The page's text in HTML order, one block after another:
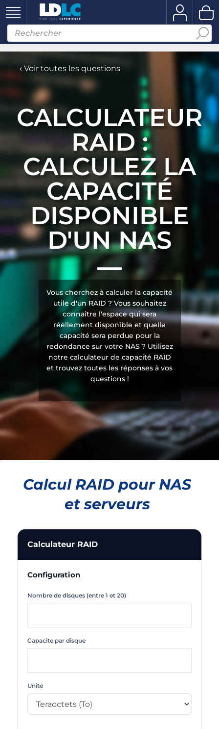
‹ Voir toutes les questions
CALCULATEUR
RAID :
CALCULEZ LA
CAPACITÉ
DISPONIBLE
D'UN NAS
Vous cherchez à calculer la capacité
utile d'un RAID ? Vous souhaitez
connaître l'espace qui sera
réellement disponible et quelle
capacité sera perdue pour la
redondance sur votre NAS ? Utilisez
notre calculateur de capacité RAID
et trouvez toutes les réponses à vos
questions !
Calcul RAID pour NAS
et serveurs
Calculateur RAID
Configuration
Nombre de disques (entre 1 et 20)
Capacite par disque
Unite